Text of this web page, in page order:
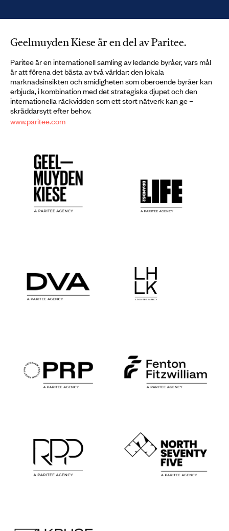
Geelmuyden Kiese är en del av Paritee.
Paritee är en internationell samling av ledande byråer, vars mål
är att förena det bästa av två världar: den lokala
marknadsinsikten och smidigheten som oberoende byråer kan
erbjuda, i kombination med det strategiska djupet och den
internationella räckvidden som ett stort nätverk kan ge –
skräddarsytt efter behov.
www.paritee.com